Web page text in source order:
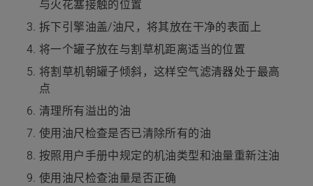
与火花塞接触的位置
拆下引擎油盖/油尺，将其放在干净的表面上
将一个罐子放在与割草机距离适当的位置
将割草机朝罐子倾斜，这样空气滤清器处于最高
点
清理所有溢出的油
使用油尺检查是否已清除所有的油
按照用户手册中规定的机油类型和油量重新注油
使用油尺检查油量是否正确